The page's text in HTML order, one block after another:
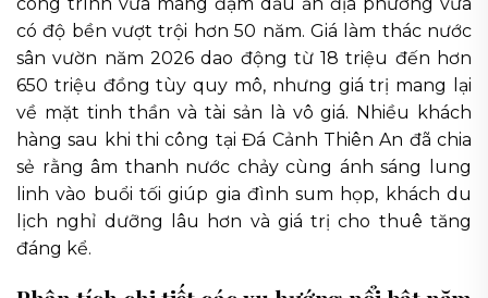
công trình vừa mang đậm dấu ấn địa phương vừa
có độ bền vượt trội hơn 50 năm. Giá làm thác nước
sân vườn năm 2026 dao động từ 18 triệu đến hơn
650 triệu đồng tùy quy mô, nhưng giá trị mang lại
về mặt tinh thần và tài sản là vô giá. Nhiều khách
hàng sau khi thi công tại Đá Cảnh Thiên An đã chia
sẻ rằng âm thanh nước chảy cùng ánh sáng lung
linh vào buổi tối giúp gia đình sum họp, khách du
lịch nghỉ dưỡng lâu hơn và giá trị cho thuê tăng
đáng kể.